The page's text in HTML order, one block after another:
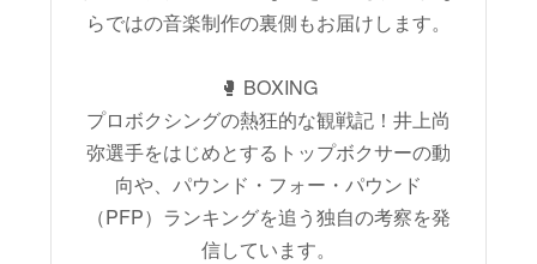
らではの音楽制作の裏側もお届けします。
🥊 BOXING
プロボクシングの熱狂的な観戦記！井上尚
弥選手をはじめとするトップボクサーの動
向や、パウンド・フォー・パウンド
（PFP）ランキングを追う独自の考察を発
信しています。